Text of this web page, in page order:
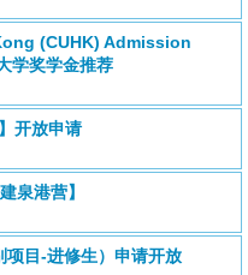
(CUHK) Admission
学奖学金推荐
开放申请
泉港营】
目-进修生）申请开放